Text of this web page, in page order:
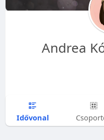
Andrea
Idővonal